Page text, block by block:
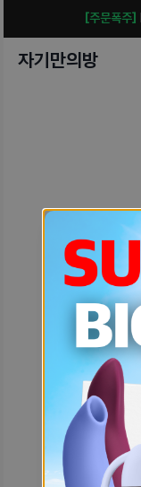
[주문폭주]
자기만의방